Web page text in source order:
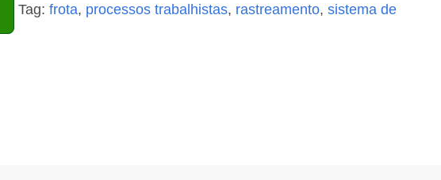
Tag: frota, processos trabalhistas, rastreamento, sistema de